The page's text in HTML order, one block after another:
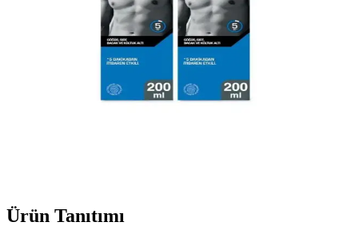
Ürün Tanıtımı